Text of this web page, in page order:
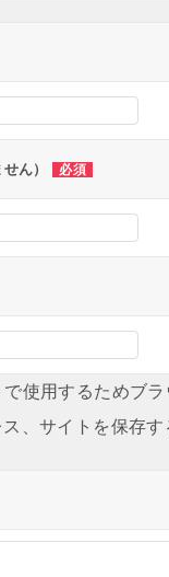
ん） 必須
使用するためブ
、サイトを保存す